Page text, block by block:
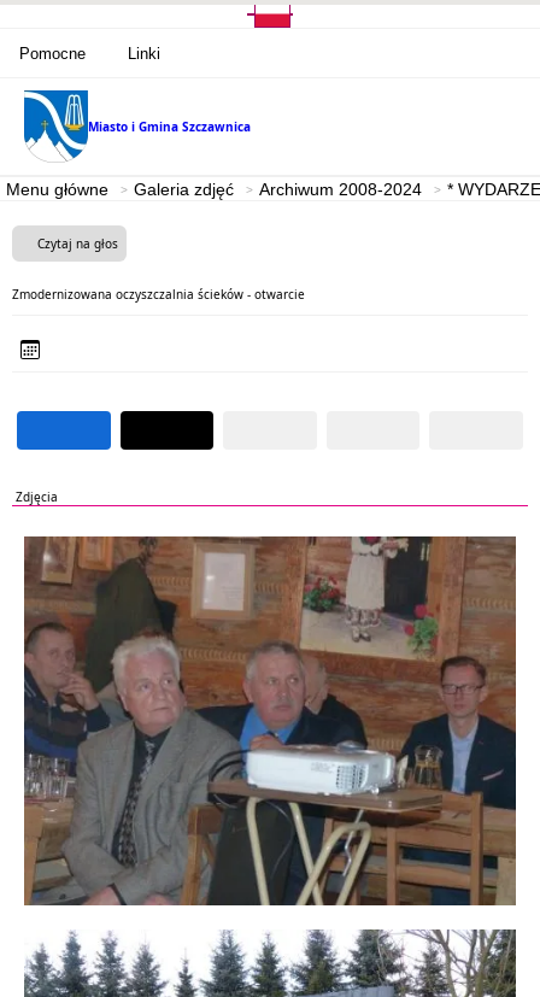
Pomocne Linki
Miasto i Gmina Szczawnica
Menu główne Galeria zdjęć Archiwum 2008-2024 *
Czytaj na głos
Zmodernizowana oczyszczalnia ścieków - otwarcie
Zdjęcia